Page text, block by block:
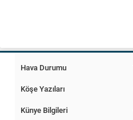
Hava Durumu
Köşe Yazıları
Künye Bilgileri